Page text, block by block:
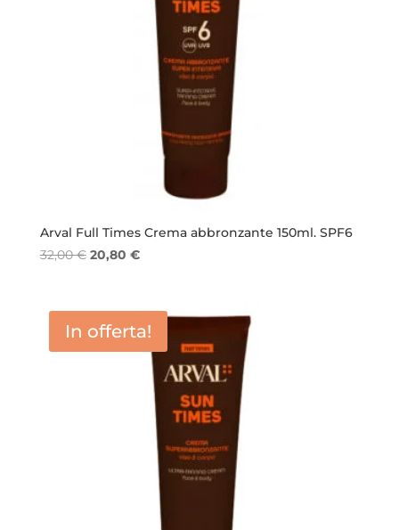
Arval Full Times Crema abbronzante 150ml. SPF6
32,00€ Il
era:
32,00 €.
20,80 €Il
è:
20,80 €.
In offerta!